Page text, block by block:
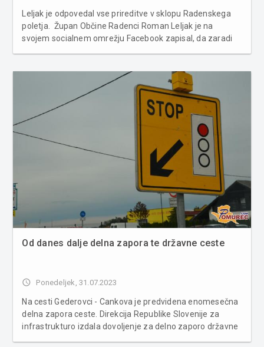
Leljak je odpovedal vse prireditve v sklopu Radenskega
poletja. Župan Občine Radenci Roman Leljak je na
svojem socialnem omrežju Facebook zapisal, da zaradi
Od danes dalje delna zapora te državne ceste
access_time Ponedeljek, 31.07.2023
Na cesti Gederovci - Cankova je predvidena enomesečna
delna zapora ceste. Direkcija Republike Slovenije za
infrastrukturo izdala dovoljenje za delno zaporo državne